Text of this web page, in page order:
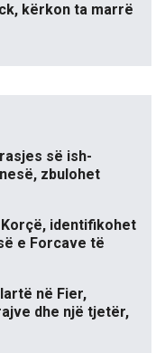
kërkon ta marrë
së ish-
zbulohet
identifikohet
e Forcave të
në Fier,
dhe një tjetër,